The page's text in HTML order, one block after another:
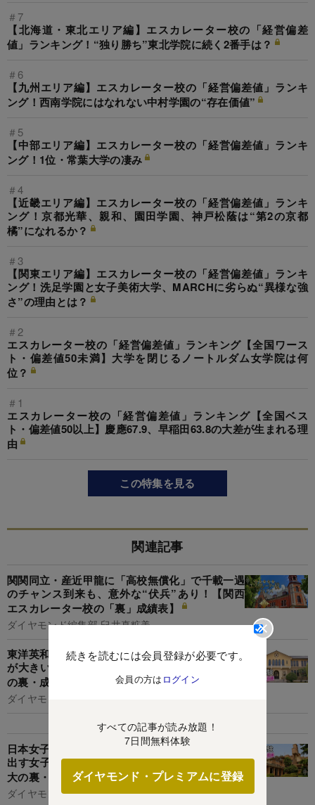
続きを読むには会員登録が必要です。
会員の方は ログイン
すべての記事が読み放題！
7日間無料体験
ダイヤモンド・プレミアムに登録
＃7
【北海道・東北エリア編】エスカレーター校の「経営偏差
値」ランキング！“独り勝ち”東北学院に続く2番手は？
＃6
【九州エリア編】エスカレーター校の「経営偏差値」ランキ
ング！西南学院にはなれない中村学園の“存在価値”
＃5
【中部エリア編】エスカレーター校の「経営偏差値」ランキ
ング！1位・常葉大学の凄み
＃4
【近畿エリア編】エスカレーター校の「経営偏差値」ランキ
ング！京都光華、親和、園田学園、神戸松蔭は“第2の京都
橘”になれるか？
＃3
【関東エリア編】エスカレーター校の「経営偏差値」ランキ
ング！洗足学園と女子美術大学、MARCHに劣らぬ“異様な強
さ”の理由とは？
＃2
エスカレーター校の「経営偏差値」ランキング【全国ワース
ト・偏差値50未満】大学を閉じるノートルダム女学院は何
位？
＃1
エスカレーター校の「経営偏差値」ランキング【全国ベス
ト・偏差値50以上】慶應67.9、早稲田63.8の大差が生まれる理
由
この特集を見る
関連記事
関関同立・産近甲龍に「高校無償化」で千載一遇
のチャンス到来も、意外な“伏兵”あり！【関西
エスカレーター校の「裏」成績表】
ダイヤモンド編集部,臼井真粧美
東洋英和女学院、白百合、神戸女学院…「赤字幅
が大きい女子大」が持つ残念な共通点【9女子大
の裏・成績表】
ダイヤモンド編集部,臼井真粧美
日本女子大、昭和女子大、武庫川学院…「黒字を
出す女子大」が持つ共通点の“なるほど”【6女子
大の裏・成績表】
ダイヤモンド編集部,臼井真粧美